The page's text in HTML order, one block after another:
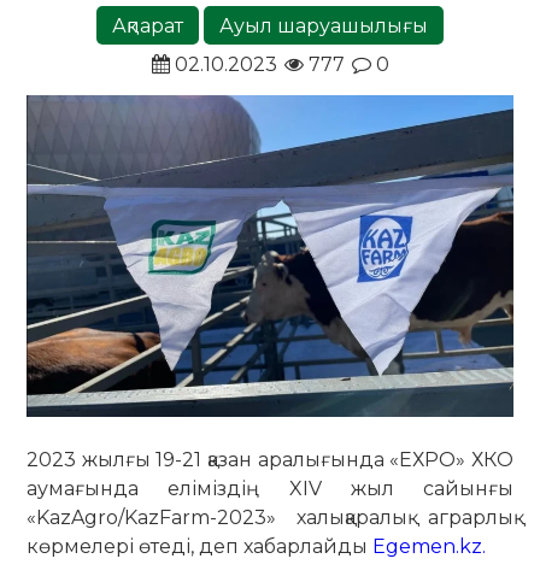
Ақпарат
Ауыл шаруашылығы
02.10.2023
777 0
2023 жылғы 19-21 қазан аралығында «ЕХРО» ХКО
аумағында еліміздің XIV жыл сайынғы
«KazAgro/KazFarm-2023» халықаралық аграрлық
көрмелері өтеді, деп хабарлайды Egemen.kz.